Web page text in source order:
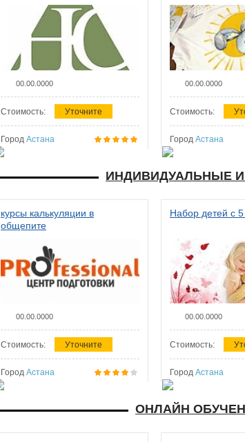
00.00.0000
Стоимость: Уточните
Город Астана
00.00.0000
Стоимость:
Город Астана
ИНДИВИДУАЛЬНЫЕ
курсы калькуляции в
общепите
00.00.0000
Стоимость: Уточните
Город Астана
Набор детей с
00.00.0000
Стоимость:
Город Астана
ОНЛАЙН